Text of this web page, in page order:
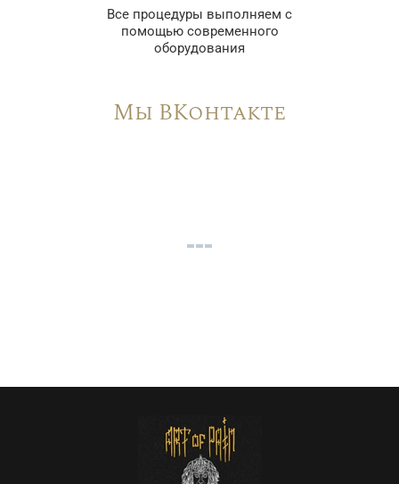
Все процедуры выполняем с
помощью современного
оборудования
Мы ВКонтакте